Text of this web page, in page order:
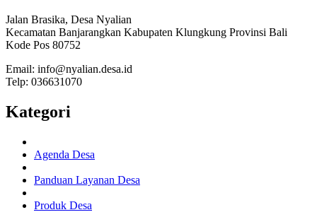
Jalan Brasika, Desa Nyalian
Kecamatan Banjarangkan Kabupaten Klungkung Provinsi Bali
Kode Pos 80752
Email: info@nyalian.desa.id
Telp: 036631070
Kategori
Agenda Desa
Panduan Layanan Desa
Produk Desa